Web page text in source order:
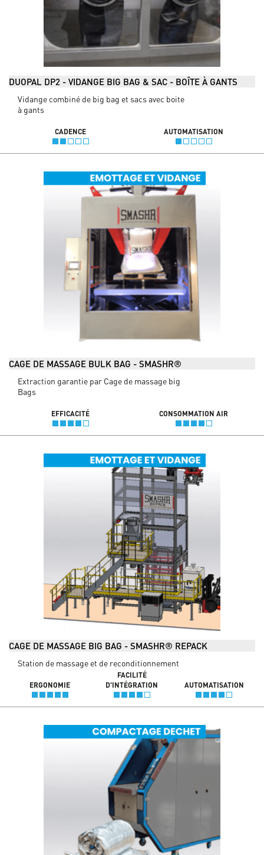
DUOPAL DP2 - VIDANGE BIG BAG & SAC - BOÎTE À GANTS
Vidange combiné de big bag et sacs avec boite
à gants
CADENCE AUTOMATISATION
CAGE DE MASSAGE BULK BAG - SMASHR®
Extraction garantie par Cage de massage big
Bags
EFFICACITÉ CONSOMMATION AIR
CAGE DE MASSAGE BIG BAG - SMASHR® REPACK
Station de massage et de reconditionnement
ERGONOMIE
FACILITÉ
D'INTÉGRATION
AUTOMATISATION